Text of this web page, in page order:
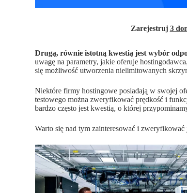
Zarejestruj 3
Drugą, równie istotną kwestią jest wybór
uwagę na parametry, jakie oferuje
się możliwość utworzenia nielimitowanych
Niektóre firmy hostingowe posiadają w swojej
testowego można zweryfikować prędkość i
bardzo często jest kwestią, o której
Warto się nad tym zainteresować i zweryfikować